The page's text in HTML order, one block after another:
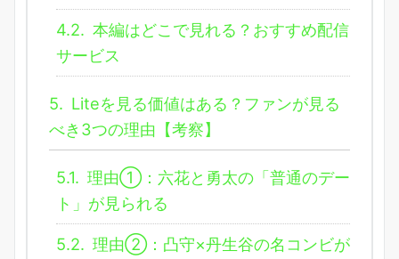
4.2. 本編はどこで見れる？おすすめ配信
サービス
5. Liteを見る価値はある？ファンが見る
べき3つの理由【考察】
5.1. 理由①：六花と勇太の「普通のデー
ト」が見られる
5.2. 理由②：凸守×丹生谷の名コンビが